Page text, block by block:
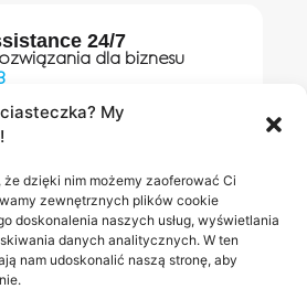
My
dzięki nim możemy zaoferować Ci
zewnętrznych plików cookie
doskonalenia naszych usług, wyświetlania
danych analitycznych. W ten
nam udoskonalić naszą stronę, aby
24/7
dla biznesu
Napisz do